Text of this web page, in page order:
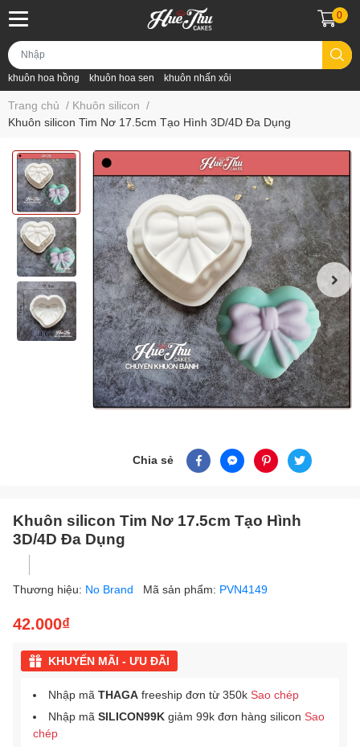
khuôn hoa hồng khuôn hoa sen khuôn nhấn xôi
0
Trang chủ / Khuôn silicon /
Khuôn silicon Tim Nơ 17.5cm Tạo Hình 3D/4D Đa Dụng
Chia sẻ
Khuôn silicon Tim Nơ 17.5cm Tạo Hình
3D/4D Đa Dụng
Thương hiệu: No Brand Mã sản phẩm: PVN4149
42.000₫
KHUYẾN MÃI - ƯU ĐÃI
Nhập mã THAGA freeship đơn từ 350k Sao chép
Nhập mã SILICON99K giảm 99k đơn hàng silicon Sao
chép